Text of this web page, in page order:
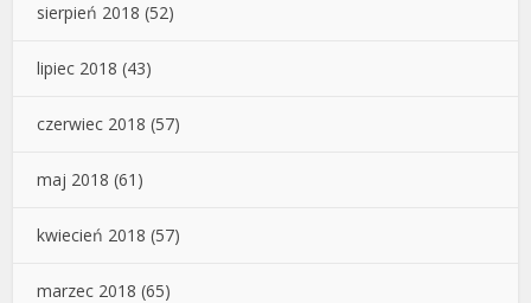
sierpień 2018 (52)
lipiec 2018 (43)
czerwiec 2018 (57)
maj 2018 (61)
kwiecień 2018 (57)
marzec 2018 (65)